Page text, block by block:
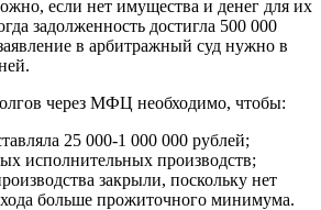
если нет имущества и денег для их
задолженность достигла 500 000
в арбитражный суд нужно в
через МФЦ необходимо, чтобы:
25 000-1 000 000 рублей;
исполнительных производств;
закрыли, поскольку нет
больше прожиточного минимума.